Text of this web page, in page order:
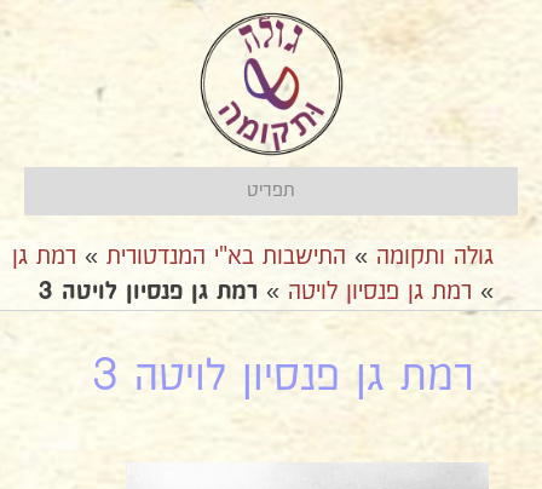
תפריט
גולה ותקומה » התישבות בא"י המנדטורית » רמת גן
» רמת גן פנסיון לויטה » רמת גן פנסיון לויטה 3
רמת גן פנסיון לויטה 3